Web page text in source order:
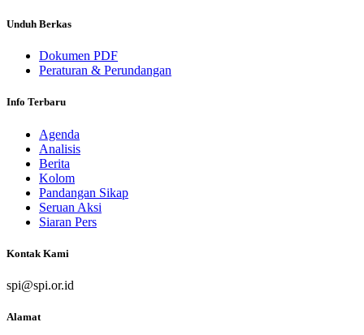
Unduh Berkas
Dokumen PDF
Peraturan & Perundangan
Info Terbaru
Agenda
Analisis
Berita
Kolom
Pandangan Sikap
Seruan Aksi
Siaran Pers
Kontak Kami
spi@spi.or.id
Alamat